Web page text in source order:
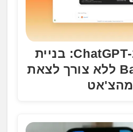
מעכשיו ב-ChatGPT: בניית
אתר Base44 ללא צורך לצאת
מהצ'אט